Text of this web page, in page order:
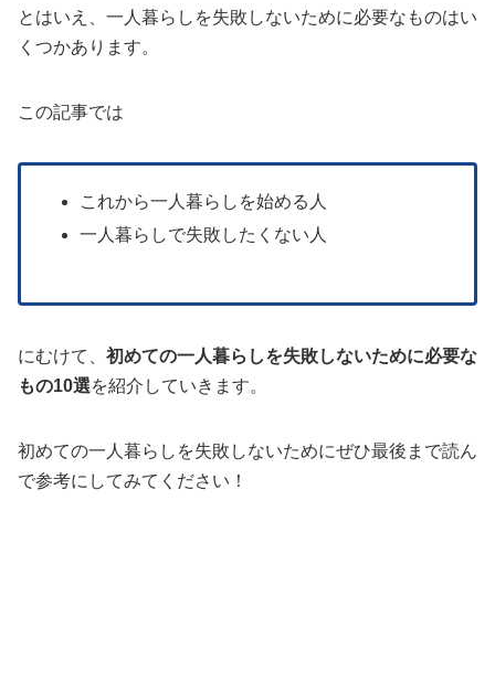
とはいえ、一人暮らしを失敗しないために必要なものはい
くつかあります。
この記事では
これから一人暮らしを始める人
一人暮らしで失敗したくない人
にむけて、 初めての一人暮らしを失敗しないために必要な
もの10選を紹介していきます。
初めての一人暮らしを失敗しないためにぜひ最後まで読ん
で参考にしてみてください！